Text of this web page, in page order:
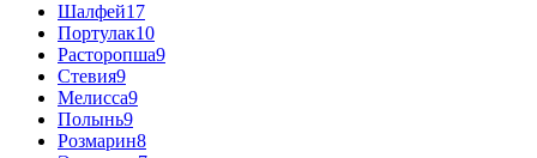
Шалфей17
Портулак10
Расторопша9
Стевия9
Мелисса9
Полынь9
Розмарин8